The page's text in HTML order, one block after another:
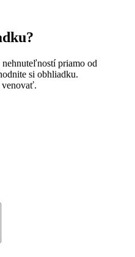
priamo od
si obhliadku.
venovať.